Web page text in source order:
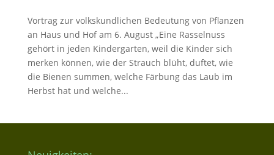
Vortrag zur volkskundlichen Bedeutung von Pflanzen
an Haus und Hof am 6. August „Eine Rasselnuss
gehört in jeden Kindergarten, weil die Kinder sich
merken können, wie der Strauch blüht, duftet, wie
die Bienen summen, welche Färbung das Laub im
Herbst hat und welche...